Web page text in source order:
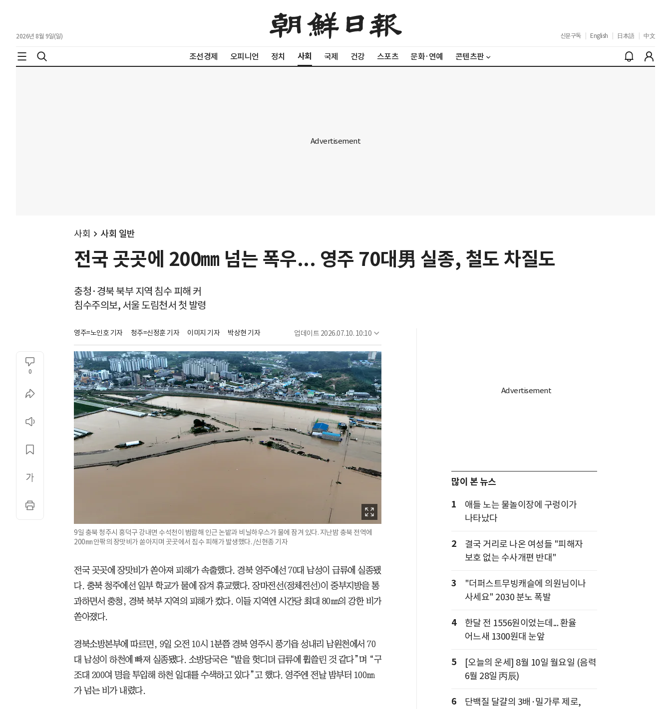
2026년 8월 9일(일) 신문구독 English 日本語 中文
조선경제 오피니언 정치 사회 국제 건강 스포츠 문화·연예 콘텐츠판
사회 사회 일반
전국 곳곳에 200㎜ 넘는 폭우... 영주 70대男 실종, 철도 차질도
충청·경북 북부 지역 침수 피해 커
침수주의보, 서울 도림천서 첫 발령
영주=노인호 기자 청주=신정훈 기자 이미지 기자 박상현 기자 업데이트 2026.07.10. 10:10
0
9일 충북 청주시 흥덕구 강내면 수석천이 범람해 인근 논밭과 비닐하우스가 물에 잠겨 있다. 지난밤 충북 전역에
200㎜ 안팎의 장맛비가 쏟아지며 곳곳에서 침수 피해가 발생했다. /신현종 기자
전국 곳곳에 장맛비가 쏟아져 피해가 속출했다. 경북 영주에선 70대 남성이 급류에 실종됐
다. 충북 청주에선 일부 학교가 물에 잠겨 휴교했다. 장마전선(정체전선)이 중부지방을 통
과하면서 충청, 경북 북부 지역의 피해가 컸다. 이들 지역엔 시간당 최대 80㎜의 강한 비가
쏟아졌다.
경북소방본부에 따르면, 9일 오전 10시 1분쯤 경북 영주시 풍기읍 성내리 남원천에서 70
대 남성이 하천에 빠져 실종됐다. 소방당국은 “발을 헛디뎌 급류에 휩쓸린 것 같다”며 “구
조대 200여 명을 투입해 하천 일대를 수색하고 있다”고 했다. 영주엔 전날 밤부터 100㎜
가 넘는 비가 내렸다.
많이 본 뉴스
1
애들 노는 물놀이장에 구렁이가
나타났다
2
결국 거리로 나온 여성들 "피해자
보호 없는 수사개편 반대"
3
"더퍼스트무빙캐슬에 의원님이나
사세요" 2030 분노 폭발
4
한달 전 1556원이었는데... 환율
어느새 1300원대 눈앞
5
[오늘의 운세] 8월 10일 월요일 (음력
6월 28일 丙辰)
6
단백질 달걀의 3배·밀가루 제로,